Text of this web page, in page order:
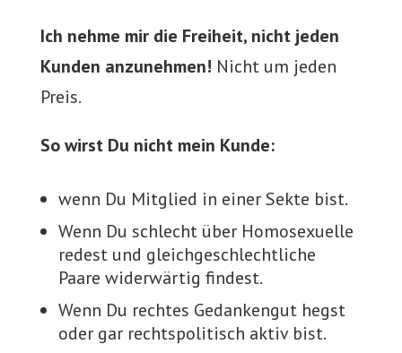
Ich nehme mir die Freiheit, nicht jeden
Kunden anzunehmen! Nicht um jeden
Preis.
So wirst Du nicht mein Kunde:
wenn Du Mitglied in einer Sekte bist.
Wenn Du schlecht über Homosexuelle
redest und gleichgeschlechtliche
Paare widerwärtig findest.
Wenn Du rechtes Gedankengut hegst
oder gar rechtspolitisch aktiv bist.